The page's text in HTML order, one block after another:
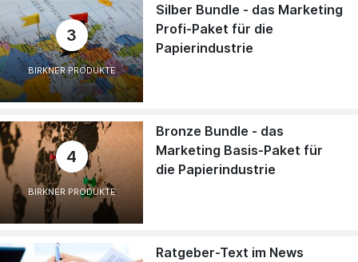
3
BIRKNER PRODUKTE
Silber Bundle - das Marketing
Profi-Paket für die
Papierindustrie
4
BIRKNER PRODUKTE
Bronze Bundle - das
Marketing Basis-Paket für
die Papierindustrie
Ratgeber-Text im News